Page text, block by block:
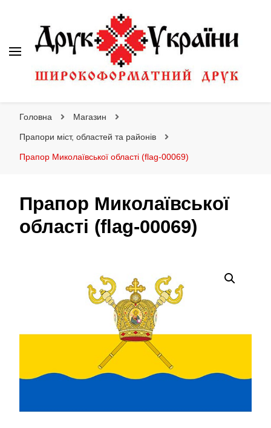
Головна Магазин
Прапори міст, областей та районів
Прапор Миколаївської області (flag-00069)
Прапор Миколаївської
області (flag-00069)